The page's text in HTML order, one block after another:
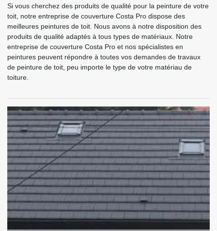
Si vous cherchez des produits de qualité pour la peinture de votre
toit, notre entreprise de couverture Costa Pro dispose des
meilleures peintures de toit. Nous avons à notre disposition des
produits de qualité adaptés à tous types de matériaux. Notre
entreprise de couverture Costa Pro et nos spécialistes en
peintures peuvent répondre à toutes vos demandes de travaux
de peinture de toit, peu importe le type de votre matériau de
toiture.